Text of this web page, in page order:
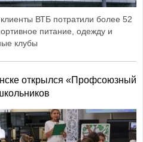
ВТБ потратили более 52
питание, одежду и
клубы
открылся «Профсоюзный